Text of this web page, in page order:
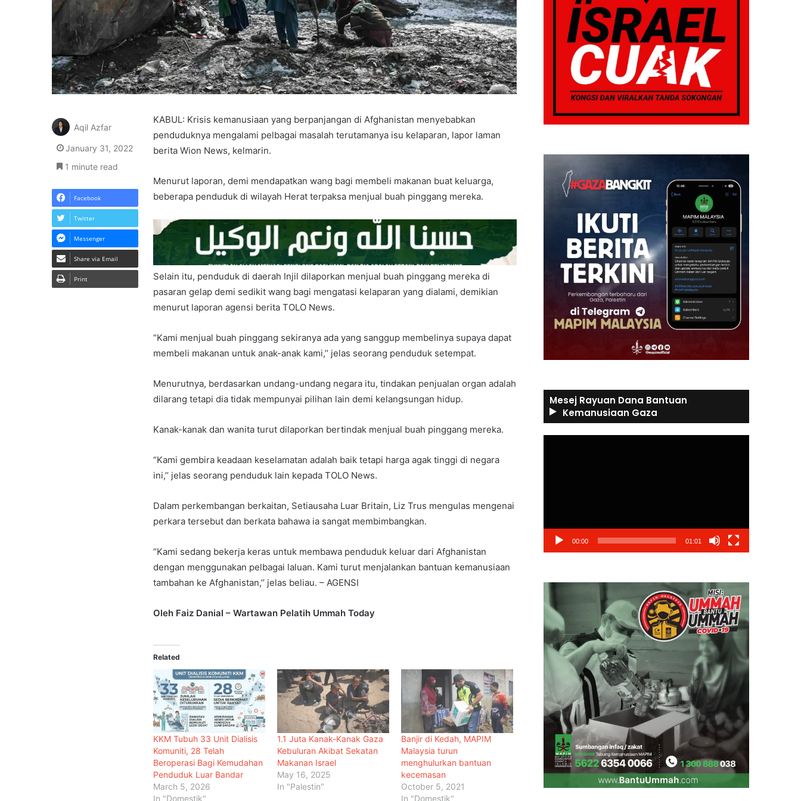
KABUL: Krisis kemanusiaan yang berpanjangan di Afghanistan menyebabkan
penduduknya mengalami pelbagai masalah terutamanya isu kelaparan, lapor laman
berita Wion News, kelmarin.
Menurut laporan, demi mendapatkan wang bagi membeli makanan buat keluarga,
beberapa penduduk di wilayah Herat terpaksa menjual buah pinggang mereka.
Selain itu, penduduk di daerah Injil dilaporkan menjual buah pinggang mereka di
pasaran gelap demi sedikit wang bagi mengatasi kelaparan yang dialami, demikian
menurut laporan agensi berita TOLO News.
“Kami menjual buah pinggang sekiranya ada yang sanggup membelinya supaya dapat
membeli makanan untuk anak-anak kami,’’ jelas seorang penduduk setempat.
Menurutnya, berdasarkan undang-undang negara itu, tindakan penjualan organ adalah
dilarang tetapi dia tidak mempunyai pilihan lain demi kelangsungan hidup.
Kanak-kanak dan wanita turut dilaporkan bertindak menjual buah pinggang mereka.
“Kami gembira keadaan keselamatan adalah baik tetapi harga agak tinggi di negara
ini,’’ jelas seorang penduduk lain kepada TOLO News.
Dalam perkembangan berkaitan, Setiausaha Luar Britain, Liz Trus mengulas mengenai
perkara tersebut dan berkata bahawa ia sangat membimbangkan.
“Kami sedang bekerja keras untuk membawa penduduk keluar dari Afghanistan
dengan menggunakan pelbagai laluan. Kami turut menjalankan bantuan kemanusiaan
tambahan ke Afghanistan,’’ jelas beliau. – AGENSI
Oleh Faiz Danial – Wartawan Pelatih Ummah Today
Related
KKM Tubuh 33 Unit Dialisis
Komuniti, 28 Telah
Beroperasi Bagi Kemudahan
Penduduk Luar Bandar
March 5, 2026
In "Domestik"
1.1 Juta Kanak-Kanak Gaza
Kebuluran Akibat Sekatan
Makanan Israel
May 16, 2025
In "Palestin"
Banjir di Kedah, MAPIM
Malaysia turun
menghulurkan bantuan
kecemasan
October 5, 2021
In "Domestik"
Aqil Azfar
January 31, 2022
1 minute read
Facebook
Twitter
Messenger
Share via Email
Print
Malaysia Dipilih Jadi Tuan Rumah
Kongres Farmasi Dunia 2027
Mesej Rayuan Dana Bantuan
Kemanusiaan Gaza
00:00 01:01